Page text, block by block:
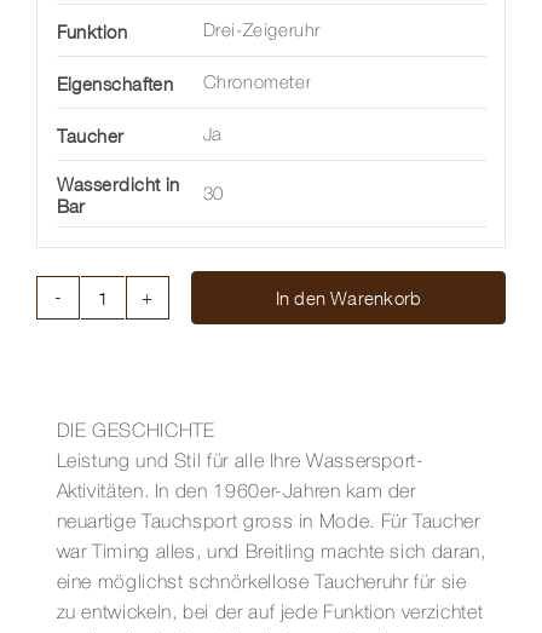
Funktion Drei-Zeigeruhr
Eigenschaften Chronometer
Taucher Ja
Wasserdicht in
Bar
30
MM
Menge
In den Warenkorb
DIE GESCHICHTE
Leistung und Stil für alle Ihre Wassersport-
Aktivitäten. In den 1960er-Jahren kam der
neuartige Tauchsport gross in Mode. Für Taucher
war Timing alles, und Breitling machte sich daran,
eine möglichst schnörkellose Taucheruhr für sie
zu entwickeln, bei der auf jede Funktion verzichtet